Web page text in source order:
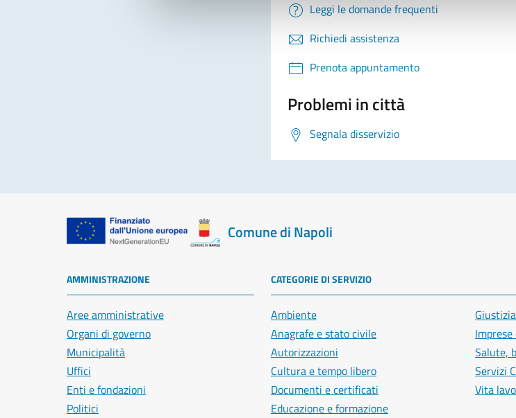
Leggi le domande frequenti
Richiedi assistenza
Prenota appuntamento
Problemi in città
Segnala disservizio
Comune di Napoli
AMMINISTRAZIONE
Aree amministrative
Organi di governo
Municipalità
Uffici
Enti e fondazioni
Politici
CATEGORIE DI SERVIZIO
Ambiente
Anagrafe e stato civile
Autorizzazioni
Cultura e tempo libero
Documenti e certificati
Educazione e formazione
Salute,
Servizi
Vita